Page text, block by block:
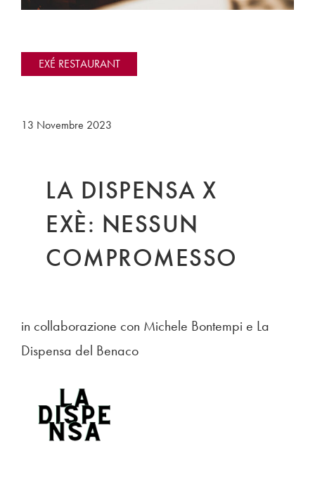
EXÉ RESTAURANT
13 Novembre 2023
LA DISPENSA X
EXÈ: NESSUN
COMPROMESSO
in collaborazione con Michele Bontempi e La
Dispensa del Benaco